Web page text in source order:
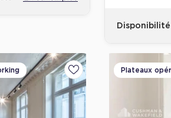
Disponibilité
Ajouter aux favoris
Plateaux